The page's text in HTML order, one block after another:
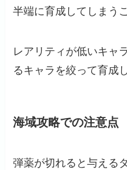
半端に育成してしまう
レアリティが低いキャ
るキャラを絞って育成
海域攻略での注意点
弾薬が切れると与える